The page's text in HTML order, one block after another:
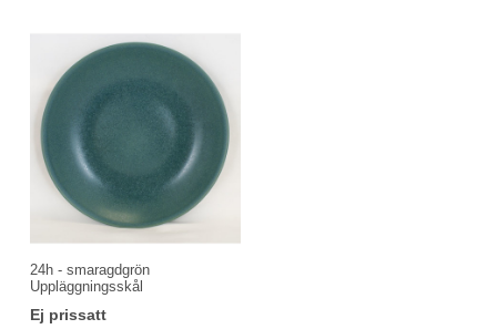
24h - smaragdgrön
Uppläggningsskål
Ej prissatt